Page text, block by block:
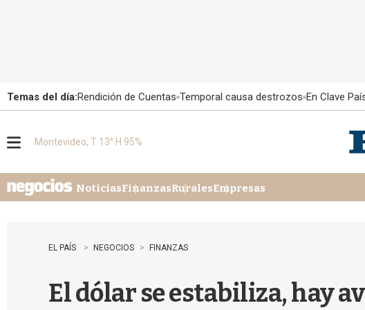
Temas del día:Rendición de Cuentas Temporal causa destrozos En Clave
u
Montevideo, T 13° H 95%
NoticiasFinanzasRuralesEmpresas
EL PAÍS NEGOCIOS FINANZAS
El dólar se estabiliza, hay